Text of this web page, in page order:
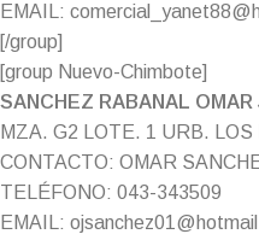
EMAIL:
[/group]
[group Nuevo-Chimbote]
SANCHEZ RABANAL OMAR
MZA. G2 LOTE. 1 URB.
CONTACTO: OMAR
TELÉFONO: 043-343509
EMAIL: